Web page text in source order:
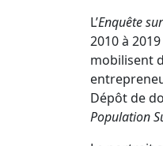
L’Enquête
2010 à
mobilisent
Dépôt de
Population